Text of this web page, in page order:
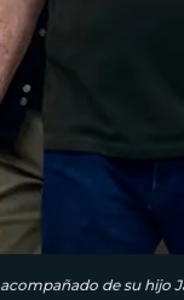
de su hijo